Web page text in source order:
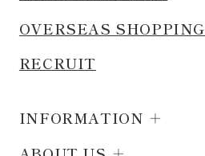
OVERSEAS SHOPPING
RECRUIT
INFORMATION